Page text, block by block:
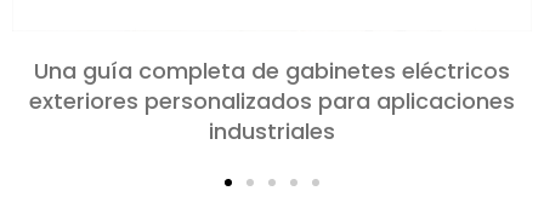
Una guía completa de gabinetes eléctricos
exteriores personalizados para aplicaciones
industriales